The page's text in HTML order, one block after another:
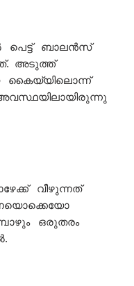
പെട്ട് ബാലൻസ്
അടുത്ത്
കൈയ്യിലൊന്ന്
വീഴുന്നത്
ഒരുതരം